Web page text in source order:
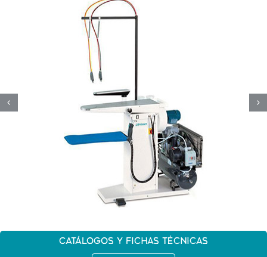
Catálogos y fichas técnicas